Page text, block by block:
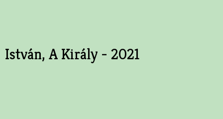
István, A Király - 2021